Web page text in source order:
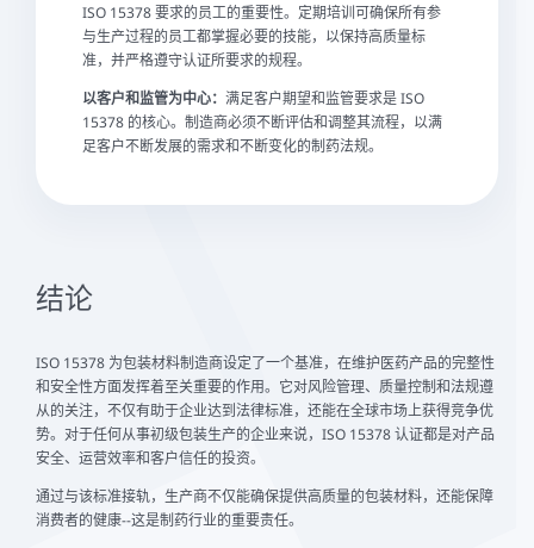
ISO 15378 要求的员工的重要性。定期培训可确保所有参
与生产过程的员工都掌握必要的技能，以保持高质量标
准，并严格遵守认证所要求的规程。
以客户和监管为中心： 满足客户期望和监管要求是 ISO
15378 的核心。制造商必须不断评估和调整其流程，以满
足客户不断发展的需求和不断变化的制药法规。
结论
ISO 15378 为包装材料制造商设定了一个基准，在维护医药产品的完整性
和安全性方面发挥着至关重要的作用。它对风险管理、质量控制和法规遵
从的关注，不仅有助于企业达到法律标准，还能在全球市场上获得竞争优
势。对于任何从事初级包装生产的企业来说，ISO 15378 认证都是对产品
安全、运营效率和客户信任的投资。
通过与该标准接轨，生产商不仅能确保提供高质量的包装材料，还能保障
消费者的健康--这是制药行业的重要责任。